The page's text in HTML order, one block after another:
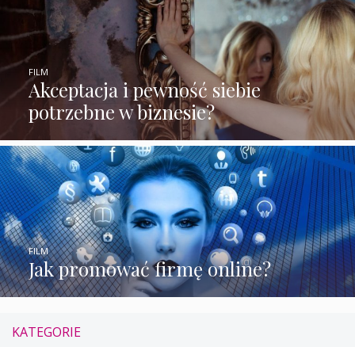
Akceptacja i pewność siebie
potrzebne w biznesie?
FILM
Jak promować firmę online?
FILM
KATEGORIE